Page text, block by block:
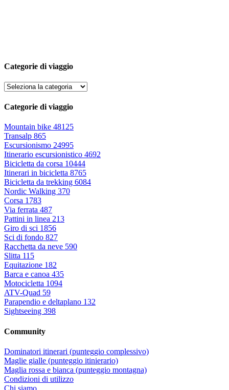
Categorie di viaggio
Categorie di viaggio
Mountain bike 48125
Transalp 865
Escursionismo 24995
Itinerario escursionistico 4692
Bicicletta da corsa 10444
Itinerari in bicicletta 8765
Bicicletta da trekking 6084
Nordic Walking 370
Corsa 1783
Via ferrata 487
Pattini in linea 213
Giro di sci 1856
Sci di fondo 827
Racchetta da neve 590
Slitta 115
Equitazione 182
Barca e canoa 435
Motocicletta 1094
ATV-Quad 59
Parapendio e deltaplano 132
Sightseeing 398
Community
Dominatori itinerari (punteggio complessivo)
Maglie gialle (punteggio itinierario)
Maglia rossa e bianca (punteggio montagna)
Condizioni di utilizzo
Chi siamo